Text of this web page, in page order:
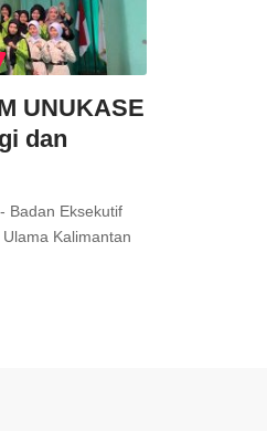
UNUKASE
dan
Badan Eksekutif
Kalimantan